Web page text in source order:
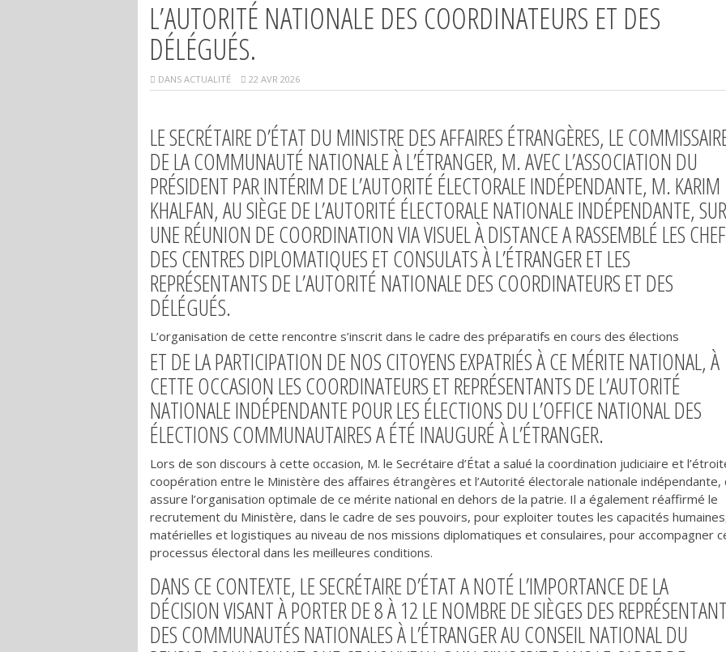
L’AUTORITÉ NATIONALE DES COORDINATEURS ET DES
DÉLÉGUÉS.
DANS ACTUALITÉ 22 AVR 2026
LE SECRÉTAIRE D’ÉTAT DU MINISTRE DES AFFAIRES ÉTRANGÈRES, LE
DE LA COMMUNAUTÉ NATIONALE À L’ÉTRANGER, M. AVEC L’ASSOCIATION DU
PRÉSIDENT PAR INTÉRIM DE L’AUTORITÉ ÉLECTORALE INDÉPENDANTE, M. KARIM
KHALFAN, AU SIÈGE DE L’AUTORITÉ ÉLECTORALE NATIONALE INDÉPENDANTE, SUR
UNE RÉUNION DE COORDINATION VIA VISUEL À DISTANCE A RASSEMBLÉ LES
DES CENTRES DIPLOMATIQUES ET CONSULATS À L’ÉTRANGER ET LES
REPRÉSENTANTS DE L’AUTORITÉ NATIONALE DES COORDINATEURS ET DES
DÉLÉGUÉS.
L’organisation de cette rencontre s’inscrit dans le cadre des préparatifs en cours des élections
ET DE LA PARTICIPATION DE NOS CITOYENS EXPATRIÉS À CE MÉRITE NATIONAL, À
CETTE OCCASION LES COORDINATEURS ET REPRÉSENTANTS DE L’AUTORITÉ
NATIONALE INDÉPENDANTE POUR LES ÉLECTIONS DU L’OFFICE NATIONAL DES
ÉLECTIONS COMMUNAUTAIRES A ÉTÉ INAUGURÉ À L’ÉTRANGER.
Lors de son discours à cette occasion, M. le Secrétaire d’État a salué la coordination judiciaire et
coopération entre le Ministère des affaires étrangères et l’Autorité électorale nationale indépendante,
assure l’organisation optimale de ce mérite national en dehors de la patrie. Il a également réaffirmé le
recrutement du Ministère, dans le cadre de ses pouvoirs, pour exploiter toutes les capacités
matérielles et logistiques au niveau de nos missions diplomatiques et consulaires, pour accompagner
processus électoral dans les meilleures conditions.
DANS CE CONTEXTE, LE SECRÉTAIRE D’ÉTAT A NOTÉ L’IMPORTANCE DE LA
DÉCISION VISANT À PORTER DE 8 À 12 LE NOMBRE DE SIÈGES DES
DES COMMUNAUTÉS NATIONALES À L’ÉTRANGER AU CONSEIL NATIONAL DU